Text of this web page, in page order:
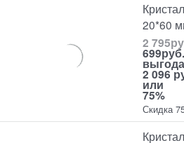
20*60
2 795
699руб.
выгода
2 096
или
75%
Скидка